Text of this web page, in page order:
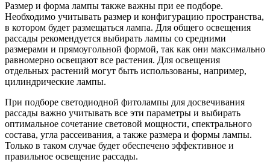
Размер и форма лампы также важны при ее подборе.
Необходимо учитывать размер и конфигурацию пространства,
в котором будет размещаться лампа. Для общего освещения
рассады рекомендуется выбирать лампы со средними
размерами и прямоугольной формой, так как они максимально
равномерно освещают все растения. Для освещения
отдельных растений могут быть использованы, например,
цилиндрические лампы.
При подборе светодиодной фитолампы для досвечивания
рассады важно учитывать все эти параметры и выбирать
оптимальное сочетание световой мощности, спектрального
состава, угла рассеивания, а также размера и формы лампы.
Только в таком случае будет обеспечено эффективное и
правильное освещение рассады.